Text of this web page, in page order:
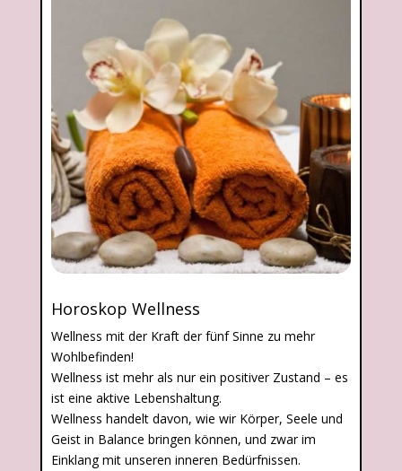
Horoskop Wellness
Wellness mit der Kraft der fünf Sinne zu mehr
Wohlbefinden!
Wellness ist mehr als nur ein positiver Zustand – es
ist eine aktive Lebenshaltung.
Wellness handelt davon, wie wir Körper, Seele und
Geist in Balance bringen können, und zwar im
Einklang mit unseren inneren Bedürfnissen.